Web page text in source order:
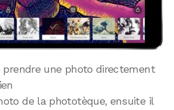
prendre une photo directement
de la phototèque, ensuite il